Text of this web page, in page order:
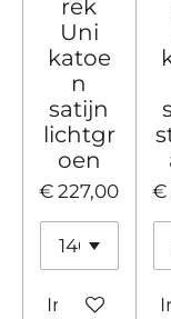
rek
Uni
katoe
n
satijn
lichtgr
oen
€ 227,00
In
€